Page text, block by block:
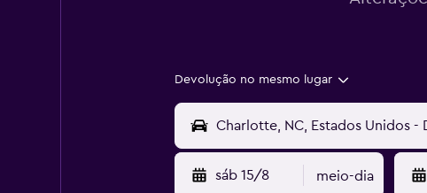
Devolução no mesmo lugar
sáb 15/8 meio-dia